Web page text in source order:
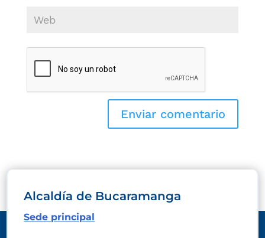
Alcaldía de Bucaramanga
Sede principal